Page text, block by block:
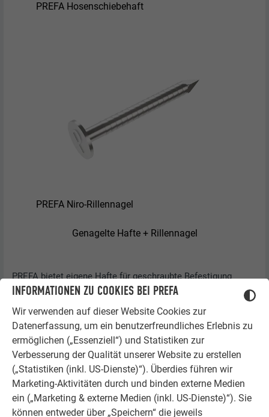
INFORMATIONEN ZU COOKIES BEI PREFA
Wir verwenden auf dieser Website Cookies zur
Datenerfassung, um ein benutzerfreundliches Erlebnis zu
ermöglichen („Essenziell“) und Statistiken zur
Verbesserung der Qualität unserer Website zu erstellen
(„Statistiken (inkl. US-Dienste)“). Überdies führen wir
Marketing-Aktivitäten durch und binden externe Medien
ein („Marketing & externe Medien (inkl. US-Dienste)“). Sie
können entweder über „Speichern“ die jeweils
PREFA Hosenschiebehaft
PREFA Niro-Rillennagel
Genagelte Hafte + Rillennagel
PREFA bietet eigene Hafte für geschraubte Befestigung
sowie zugehörige Senkkopfschrauben an. Bei geschraubter
Ausführung sind sowohl bei den Winkelstehfalz- als auch bei
den Winkelschiebehaften 2 Schrauben je Haft zu verwenden.